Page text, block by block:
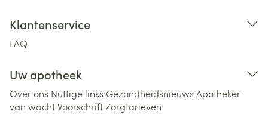
Klantenservice
FAQ
Uw apotheek
Over ons Nuttige links Gezondheidsnieuws Apotheker
van wachtVoorschriftZorgtarieven